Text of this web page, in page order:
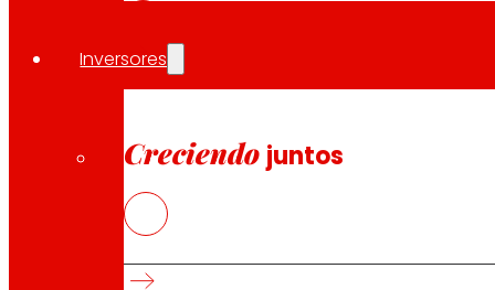
Inversores
Creciendo juntos